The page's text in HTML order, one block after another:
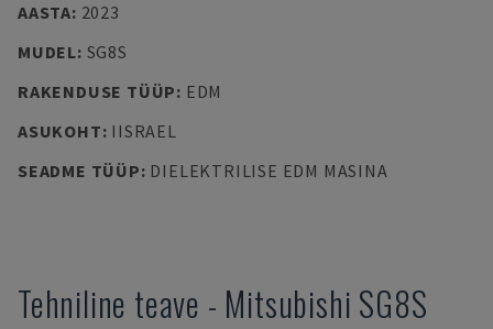
AASTA: 2023
MUDEL: SG8S
RAKENDUSE TÜÜP: EDM
ASUKOHT: IISRAEL
SEADME TÜÜP: DIELEKTRILISE EDM MASINA
Tehniline teave - Mitsubishi SG8S